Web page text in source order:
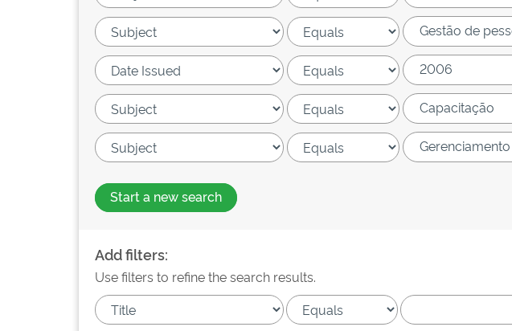
Start a new search
Add filters:
Use filters to refine the search results.